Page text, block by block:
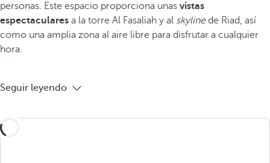
personas. Este espacio proporciona unas vistas
espectaculares a la torre Al Fasaliah y al skylinede Riad, así
como una amplia zona al aire libre para disfrutar a cualquier
hora.
Seguir leyendo